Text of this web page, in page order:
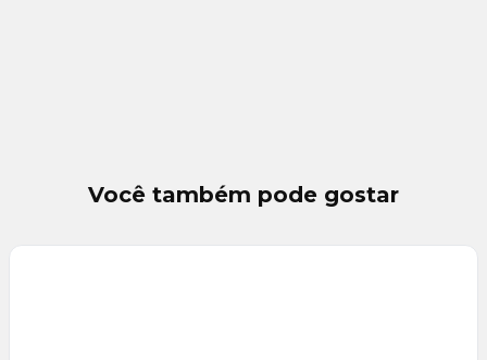
Você também pode gostar